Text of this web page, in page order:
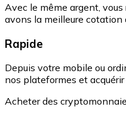
Avec le même argent, vous
avons la meilleure cotation
Rapide
Depuis votre mobile ou
nos plateformes et
Acheter des